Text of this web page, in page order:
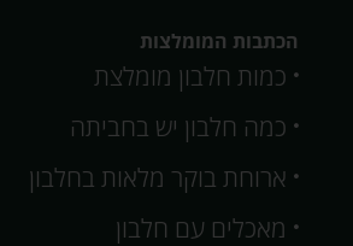
הכתבות המומלצות
כמות חלבון מומלצת
כמה חלבון יש בחביתה
ארוחת בוקר מלאות בחלבון
מאכלים עם חלבון